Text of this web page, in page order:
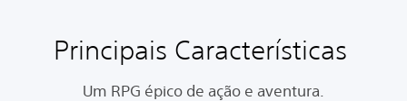
Principais Características
Um RPG épico de ação e aventura.